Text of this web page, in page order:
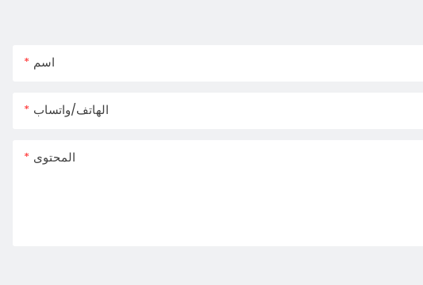
اسم
الهاتف/واتساب
المحتوى